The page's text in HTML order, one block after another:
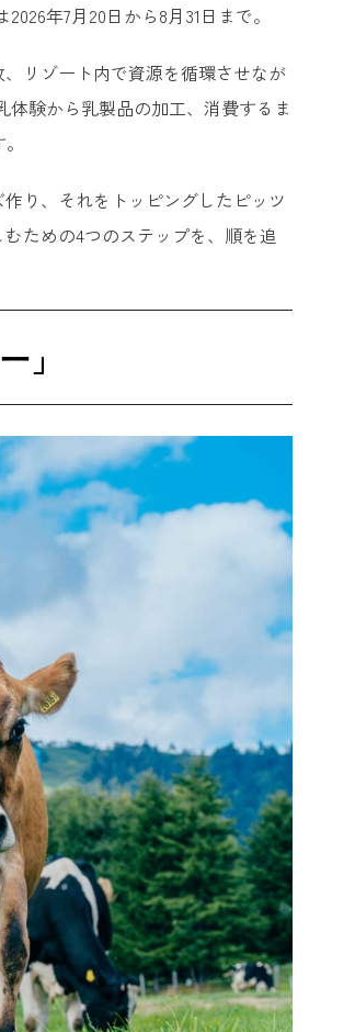
年7月20日から8月31日まで。
リゾート内で資源を循環させなが
験から乳製品の加工、消費するま
り、それをトッピングしたピッツ
ための4つのステップを、順を追
」